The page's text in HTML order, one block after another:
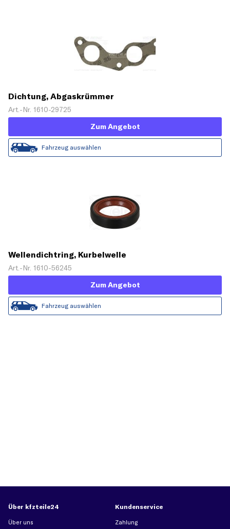
Dichtung, Abgaskrümmer
Art.-Nr. 1610-29725
Zum Angebot
Fahrzeug auswählen
Wellendichtring, Kurbelwelle
Art.-Nr. 1610-56245
Zum Angebot
Fahrzeug auswählen
Über kfzteile24
Über uns
Kundenservice
Zahlung